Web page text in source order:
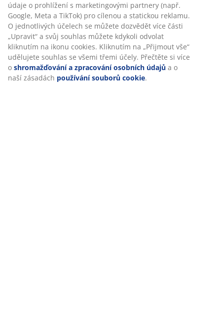
Podívejte se na naše postelové rámy
Snažíte se vyřešit úložný prostor v dětském pokoji?
Vyzkoušejte postelBILLUND. Jedná se o jednolůžko s
údaje o prohlížení s marketingovými partnery (např.
Google, Meta a TikTok) pro cílenou a statickou reklamu.
O jednotlivých účelech se můžete dozvědět více části
„Upravit“ a svůj souhlas můžete kdykoli odvolat
kliknutím na ikonu cookies. Kliknutím na „Přijmout vše“
udělujete souhlas se všemi třemi účely. Přečtěte si více
o shromažďování a zpracování osobních údajů a o
naší zásadách používání souborů cookie.